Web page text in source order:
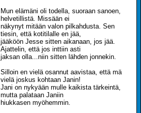
Mun elämäni oli todella, suoraan sanoen,
helvetillistä. Missään ei
näkynyt mitään valon pilkahdusta. Sen
tiesin, että kotitilalle en jää,
jääköön Jesse sitten aikanaan, jos jää.
Ajattelin, että jos inttiin asti
jaksan olla...niin sitten lähden jonnekin.
Silloin en vielä osannut aavistaa, että mä
vielä joskus kohtaan Janin!
Jani on nykyään mulle kaikista tärkeintä,
mutta palataan Janiin
hiukkasen myöhemmin.